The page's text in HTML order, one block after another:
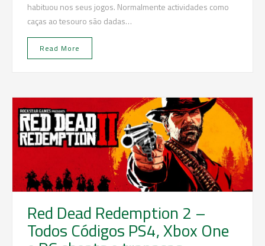
habituou nos seus jogos. Normalmente actividades como
caças ao tesouro são dadas…
Read More
Red Dead Redemption 2 –
Todos Códigos PS4, Xbox One